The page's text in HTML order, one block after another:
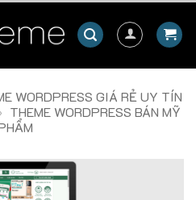
WORDPRESS GIÁ RẺ UY TÍN
THEME WORDPRESS BÁN MỸ